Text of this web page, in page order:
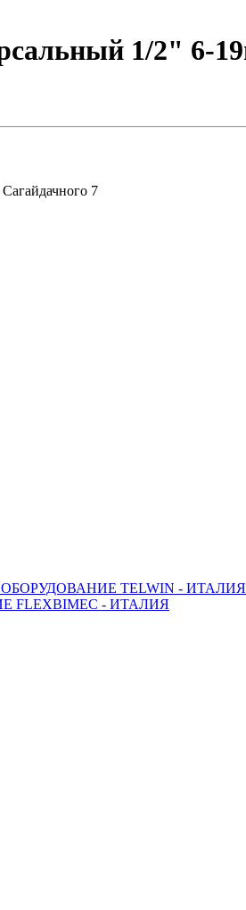
1/2" 6-
7
TELWIN - ИТАЛИЯ
- ИТАЛИЯ